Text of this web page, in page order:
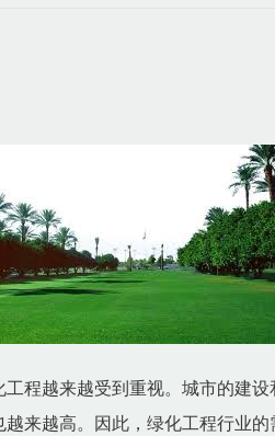
程越来越受到重视。城市的建
来越高。因此，绿化工程行业的